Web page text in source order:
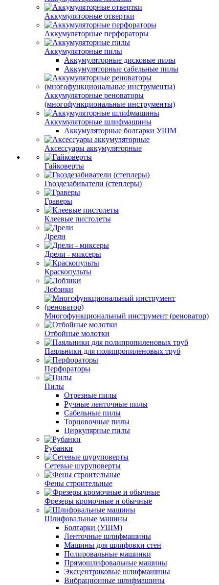
Аккумуляторные отвертки
Аккумуляторные перфораторы
Аккумуляторные пилы
Аккумуляторные дисковые пилы
Аккумуляторные сабельные пилы
Аккумуляторные реноваторы
(многофункциональные инструменты)
Аккумуляторные шлифмашины
Аккумуляторные болгарки УШМ
Аксессуары аккумуляторные
Гайковерты
Гвоздезабиватели (степлеры)
Граверы
Клеевые пистолеты
Дрели
Дрели - миксеры
Краскопульты
Лобзики
Многофункциональный инструмент (реноватор)
Отбойные молотки
Паяльники для полипропиленовых труб
Перфораторы
Пилы
Отрезные пилы
Ручные ленточные пилы
Сабельные пилы
Торцовочные пилы
Циркулярные пилы
Рубанки
Сетевые шуруповерты
Фены строительные
Фрезеры кромочные и обычные
Шлифовальные машины
Болгарки (УШМ)
Ленточные шлифмашины
Машины для шлифовки стен
Полировальные машинки
Прямошлифовальные машины
Эксцентриковые шлифмашины
Вибрационные шлифмашины